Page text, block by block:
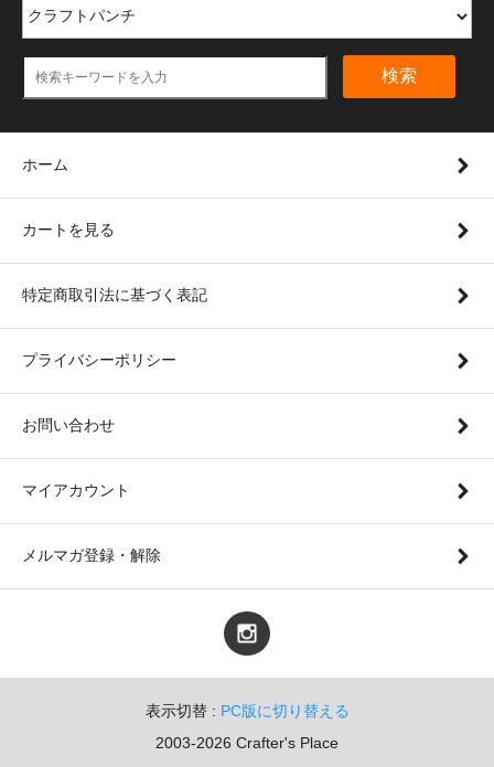
検索
ホーム
カートを見る
特定商取引法に基づく表記
プライバシーポリシー
お問い合わせ
マイアカウント
メルマガ登録・解除
表示切替 : PC版に切り替える
2003-2026 Crafter's Place